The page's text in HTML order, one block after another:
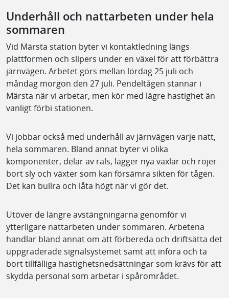
Underhåll och nattarbeten under hela
sommaren
Vid Märsta station byter vi kontaktledning längs
plattformen och slipers under en växel för att förbättra
järnvägen. Arbetet görs mellan lördag 25 juli och
måndag morgon den 27 juli. Pendeltågen stannar i
Märsta när vi arbetar, men kör med lägre hastighet än
vanligt förbi stationen.
Vi jobbar också med underhåll av järnvägen varje natt,
hela sommaren. Bland annat byter vi olika
komponenter, delar av räls, lägger nya växlar och röjer
bort sly och växter som kan försämra sikten för tågen.
Det kan bullra och låta högt när vi gör det.
Utöver de längre avstängningarna genomför vi
ytterligare nattarbeten under sommaren. Arbetena
handlar bland annat om att förbereda och driftsätta det
uppgraderade signalsystemet samt att införa och ta
bort tillfälliga hastighetsnedsättningar som krävs för att
skydda personal som arbetar i spårområdet.